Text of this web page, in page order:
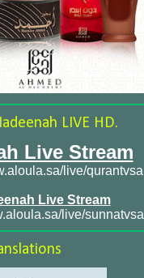
LIVE HD.
Live Stream
live/qurantvsa
Live Stream
live/sunnatvsa